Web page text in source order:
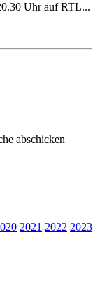
Uhr auf RTL...
abschicken
2021 2022 2023